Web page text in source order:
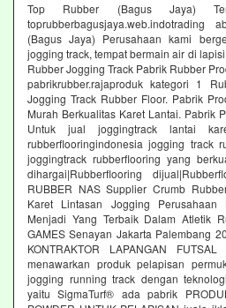
Top Rubber (Bagus Jaya)
(Bagus Jaya) Perusahaan kami
jogging track, tempat bermain air di
Rubber Jogging Track Pabrik Rubber
pabrikrubber.rajaproduk kategori 1
Jogging Track Rubber Floor. Pabrik
Murah Berkualitas Karet Lantai. Pabrik
Untuk jual joggingtrack lantai
rubberflooringindonesia jogging track
joggingtrack rubberflooring yang
dihargai|Rubberflooring
RUBBER NAS Supplier Crumb
Karet Lintasan Jogging
Menjadi Yang Terbaik Dalam Atletik
GAMES Senayan Jakarta Palembang
KONTRAKTOR LAPANGAN
menawarkan produk pelapisan
jogging running track dengan
yaitu SigmaTurf® ada pabrik